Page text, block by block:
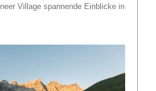
Village spannende Einblicke in